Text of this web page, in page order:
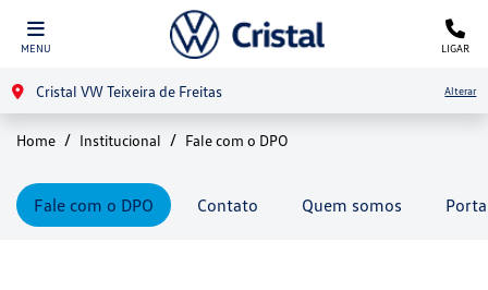
MENU LIGAR
Cristal VW Teixeira de Freitas Alterar
Home Institucional Fale com o DPO
Contato Quem somos
Fale com o DPO